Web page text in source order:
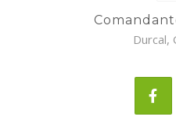
Durcal,